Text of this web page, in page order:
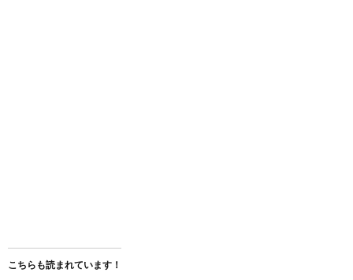
こちらも読まれています！